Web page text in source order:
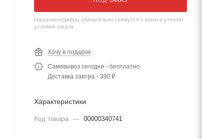
Наши менеджеры обязательно свяжутся с вами и уточнят
условия заказа
Хочу в подарок
Самовывоз сегодня - бесплатно
Доставка завтра - 390 ₽
Характеристики
Код товара — 00000340741